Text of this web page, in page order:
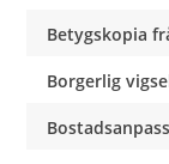
Betygskopia
Borgerlig